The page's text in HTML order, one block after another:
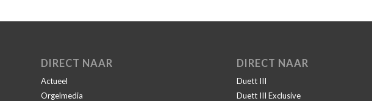
DIRECT NAAR
Actueel
Orgelmedia
DIRECT NAAR
Duett III
Duett III Exclusive